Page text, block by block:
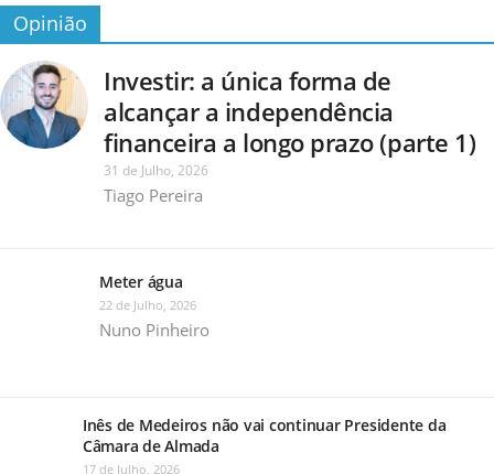
Opinião
Investir: a única forma de
alcançar a independência
financeira a longo prazo (parte 1)
31 de Julho, 2026
Tiago Pereira
Meter água
22 de Julho, 2026
Nuno Pinheiro
Inês de Medeiros não vai continuar Presidente da
Câmara de Almada
17 de Julho, 2026